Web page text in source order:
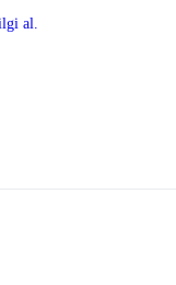
al.